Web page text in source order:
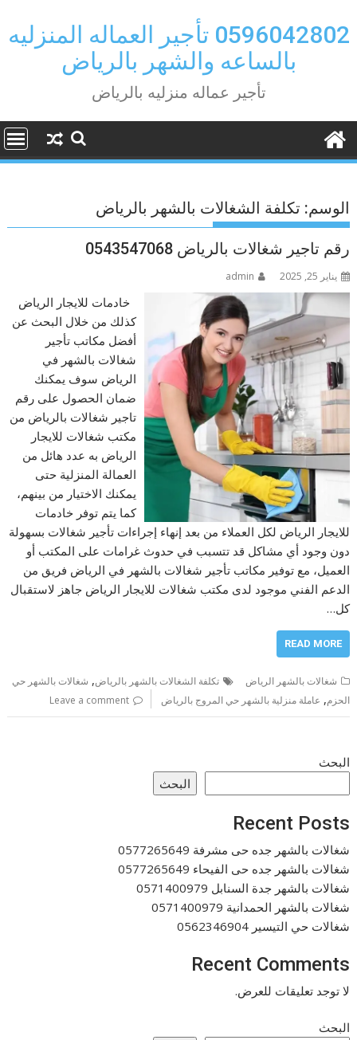
to
content
0596042802 تأجير العماله المنزليه
بالساعه والشهر بالرياض
تأجير عماله منزليه بالرياض
الوسم: تكلفة الشغالات بالشهر بالرياض
رقم تاجير شغالات بالرياض 0543547068
يناير 25, 2025 admin
خادمات للايجار الرياض
كذلك من خلال البحث عن
أفضل مكاتب تأجير
شغالات بالشهر في
الرياض سوف يمكنك
ضمان الحصول على رقم
تاجير شغالات بالرياض من
مكتب شغالات للايجار
الرياض به عدد هائل من
العمالة المنزلية حتى
يمكنك الاختيار من بينهم،
كما يتم توفر خادمات
للايجار الرياض لكل العملاء من بعد إنهاء إجراءات تأجير شغالات بسهولة
دون وجود أي مشاكل قد تتسبب في حدوث غرامات على المكتب أو
العميل، مع توفير مكاتب تأجير شغالات بالشهر في الرياض فريق من
الدعم الفني موجود لدى مكتب شغالات للايجار الرياض جاهز لاستقبال
كل…
READ MORE
شغالات بالشهر الرياض تكلفة الشغالات بالشهر بالرياض, شغالات بالشهر حي
الحزم, عاملة منزلية بالشهر حي المروج بالرياض Leave a comment
البحث
البحث
Recent Posts
شغالات بالشهر جده حى مشرفة 0577265649
شغالات بالشهر جده حى الفيحاء 0577265649
شغالات بالشهر جدة السنابل 0571400979
شغالات بالشهر الحمدانية 0571400979
شغالات حي التيسير 0562346904
Recent Comments
لا توجد تعليقات للعرض.
البحث